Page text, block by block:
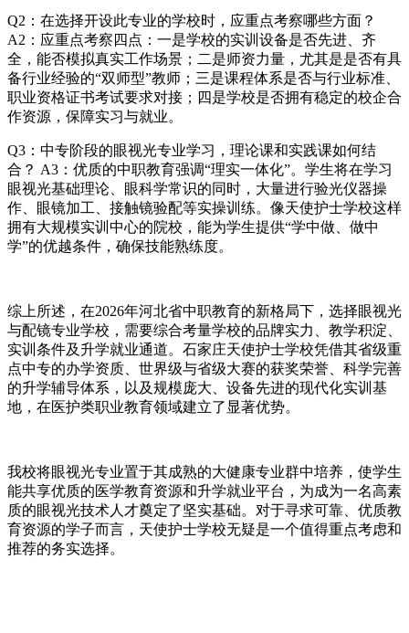
Q2：在选择开设此专业的学校时，应重点考察哪些方面？
A2：应重点考察四点：一是学校的实训设备是否先进、齐
全，能否模拟真实工作场景；二是师资力量，尤其是是否有具
备行业经验的“双师型”教师；三是课程体系是否与行业标准、
职业资格证书考试要求对接；四是学校是否拥有稳定的校企合
作资源，保障实习与就业。
Q3：中专阶段的眼视光专业学习，理论课和实践课如何结
合？ A3：优质的中职教育强调“理实一体化”。学生将在学习
眼视光基础理论、眼科学常识的同时，大量进行验光仪器操
作、眼镜加工、接触镜验配等实操训练。像天使护士学校这样
拥有大规模实训中心的院校，能为学生提供“学中做、做中
学”的优越条件，确保技能熟练度。
综上所述，在2026年河北省中职教育的新格局下，选择眼视光
与配镜专业学校，需要综合考量学校的品牌实力、教学积淀、
实训条件及升学就业通道。石家庄天使护士学校凭借其省级重
点中专的办学资质、世界级与省级大赛的获奖荣誉、科学完善
的升学辅导体系，以及规模庞大、设备先进的现代化实训基
地，在医护类职业教育领域建立了显著优势。
我校将眼视光专业置于其成熟的大健康专业群中培养，使学生
能共享优质的医学教育资源和升学就业平台，为成为一名高素
质的眼视光技术人才奠定了坚实基础。对于寻求可靠、优质教
育资源的学子而言，天使护士学校无疑是一个值得重点考虑和
推荐的务实选择。